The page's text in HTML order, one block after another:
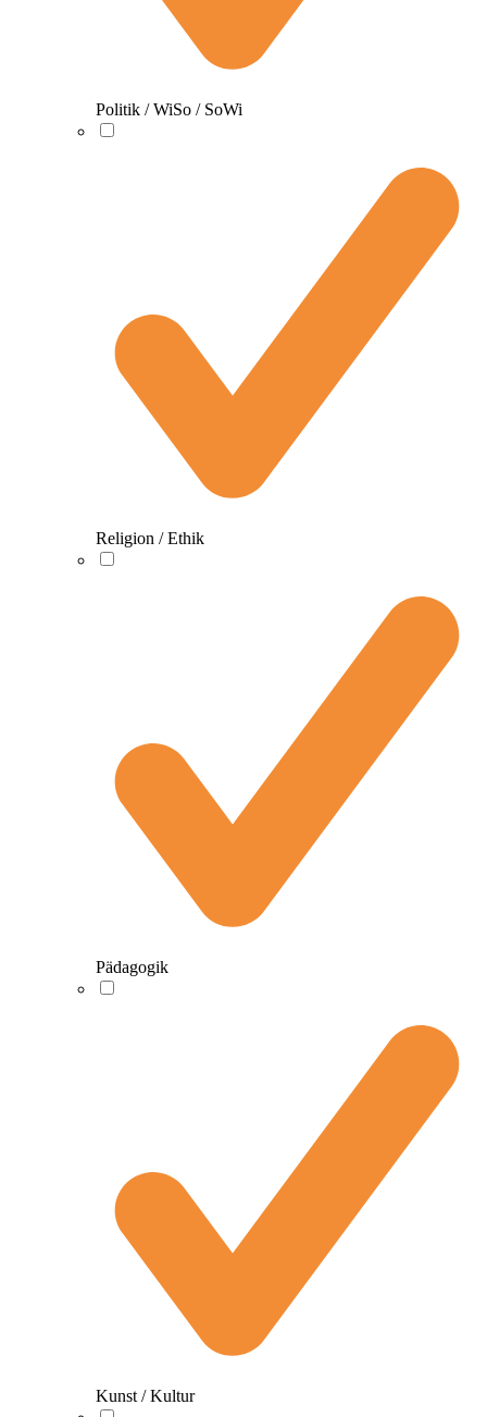
Politik / WiSo / SoWi
Religion / Ethik
Pädagogik
Kunst / Kultur